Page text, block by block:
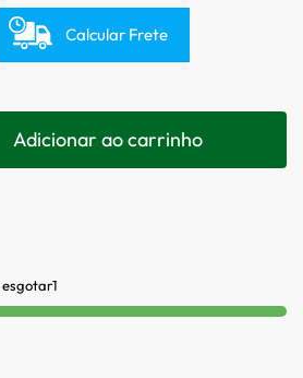
Calcular Frete
Adicionar ao carrinho